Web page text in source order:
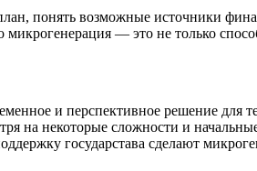
понять возможные источники
— это не только
и перспективное решение для
на некоторые сложности и
государстава сделают